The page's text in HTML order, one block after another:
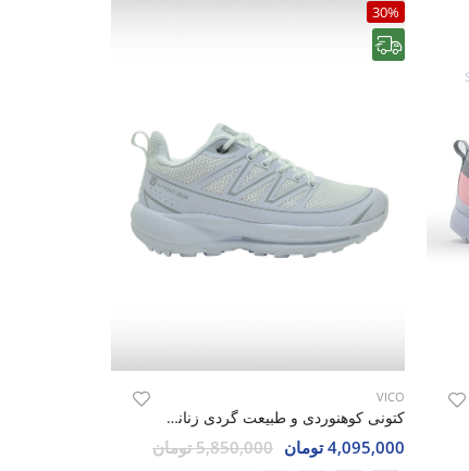
30%
VICO
کتونی کوهنوردی و طبیعت گردی زنانه ویکو Vico Nexus W
4,095,000 تومان 5,850,000 تومان